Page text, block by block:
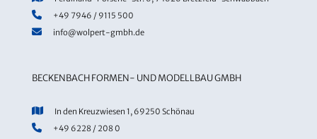
+49 7946 / 9115 500
info@wolpert-gmbh.de
BECKENBACH FORMEN- UND MODELLBAU GMBH
In den Kreuzwiesen 1, 69250 Schönau
+49 6228 / 208 0